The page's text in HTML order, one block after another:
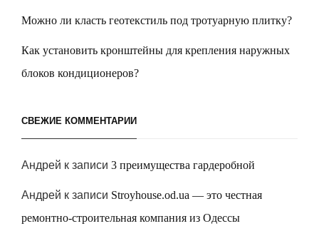
Можно ли класть геотекстиль под тротуарную плитку?
Как установить кронштейны для крепления наружных
блоков кондиционеров?
СВЕЖИЕ КОММЕНТАРИИ
Андрей к записи 3 преимущества гардеробной
Андрей к записи Stroyhouse.od.ua — это честная
ремонтно-строительная компания из Одессы